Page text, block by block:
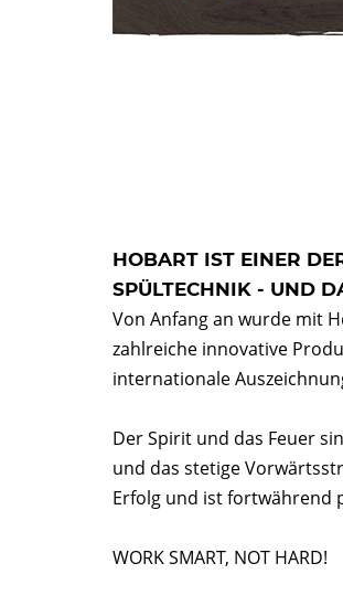
HOBART IST EINER
SPÜLTECHNIK - UND
Von Anfang an wurde mit
zahlreiche innovative
internationale
Der Spirit und das Feuer
und das stetige
Erfolg und ist fortwährend
WORK SMART, NOT HARD!